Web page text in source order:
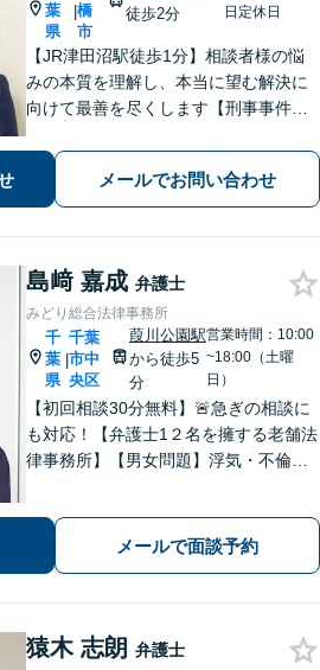
葉
県
|橋
市
徒歩2分
日定休日
【JR津田沼駅徒歩1分】相談者様の悩
みの本質を理解し、本当に望む解決に
向けて最善を尽くします【刑事事件】
い【交通事故】医療費の打ち切り、後
遺障害等級認定など。保険会社との対
等な交渉にはぜひ弁護士にご依頼を！
メールでお問い合わせ
島﨑 嘉成 弁護士
みどり総合法律事務所
千
葉
県
|
千葉
市中
央区
葭川公園駅
から徒歩5
分
営業時間：10:00
~18:00（土曜
日）
【初回相談30分無料】🚨急ぎの相談に
も対応！【弁護士1２名を擁する老舗法
律事務所】【男女問題】浮気・不倫の
【債権回収】売掛金の回収はお任せ
【葭川公園駅5分／千葉中央駅10分】
メールで面談予約
猿木 志朗 弁護士